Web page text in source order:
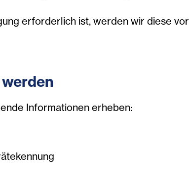
erforderlich ist, werden wir diese vor
Informationen erheben: